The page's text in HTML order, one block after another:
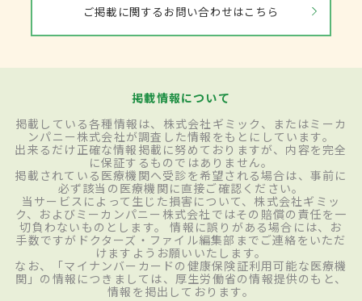
ご掲載に関するお問い合わせはこちら
掲載情報について
掲載している各種情報は、株式会社ギミック、またはミーカ
ンパニー株式会社が調査した情報をもとにしています。
出来るだけ正確な情報掲載に努めておりますが、内容を完全
に保証するものではありません。
掲載されている医療機関へ受診を希望される場合は、事前に
必ず該当の医療機関に直接ご確認ください。
当サービスによって生じた損害について、株式会社ギミッ
ク、およびミーカンパニー株式会社ではその賠償の責任を一
切負わないものとします。 情報に誤りがある場合には、お
手数ですがドクターズ・ファイル編集部までご連絡をいただ
けますようお願いいたします。
なお、「マイナンバーカードの健康保険証利用可能な医療機
関」の情報につきましては、厚生労働省の情報提供のもと、
情報を掲出しております。